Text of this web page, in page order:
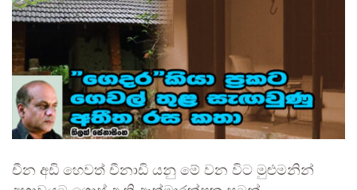
චීන අඩි හෙවත් චීනාඩි යනු මේ වන විට මුළුමනින්